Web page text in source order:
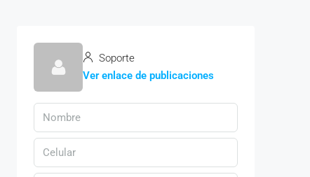
Soporte
Ver enlace de publicaciones